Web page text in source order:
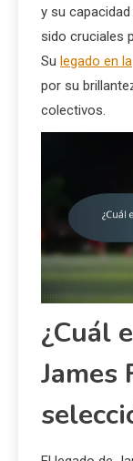
y su
sido cruciales
Su legado en la
por su
colectivos.
¿Cuál
James